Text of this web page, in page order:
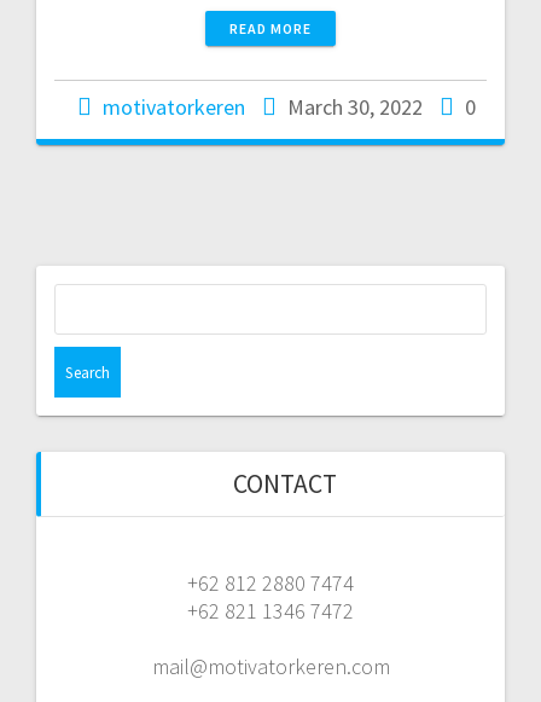
READ MORE
motivatorkeren March 30, 2022 0
CONTACT
+62 812 2880 7474
+62 821 1346 7472
mail@motivatorkeren.com